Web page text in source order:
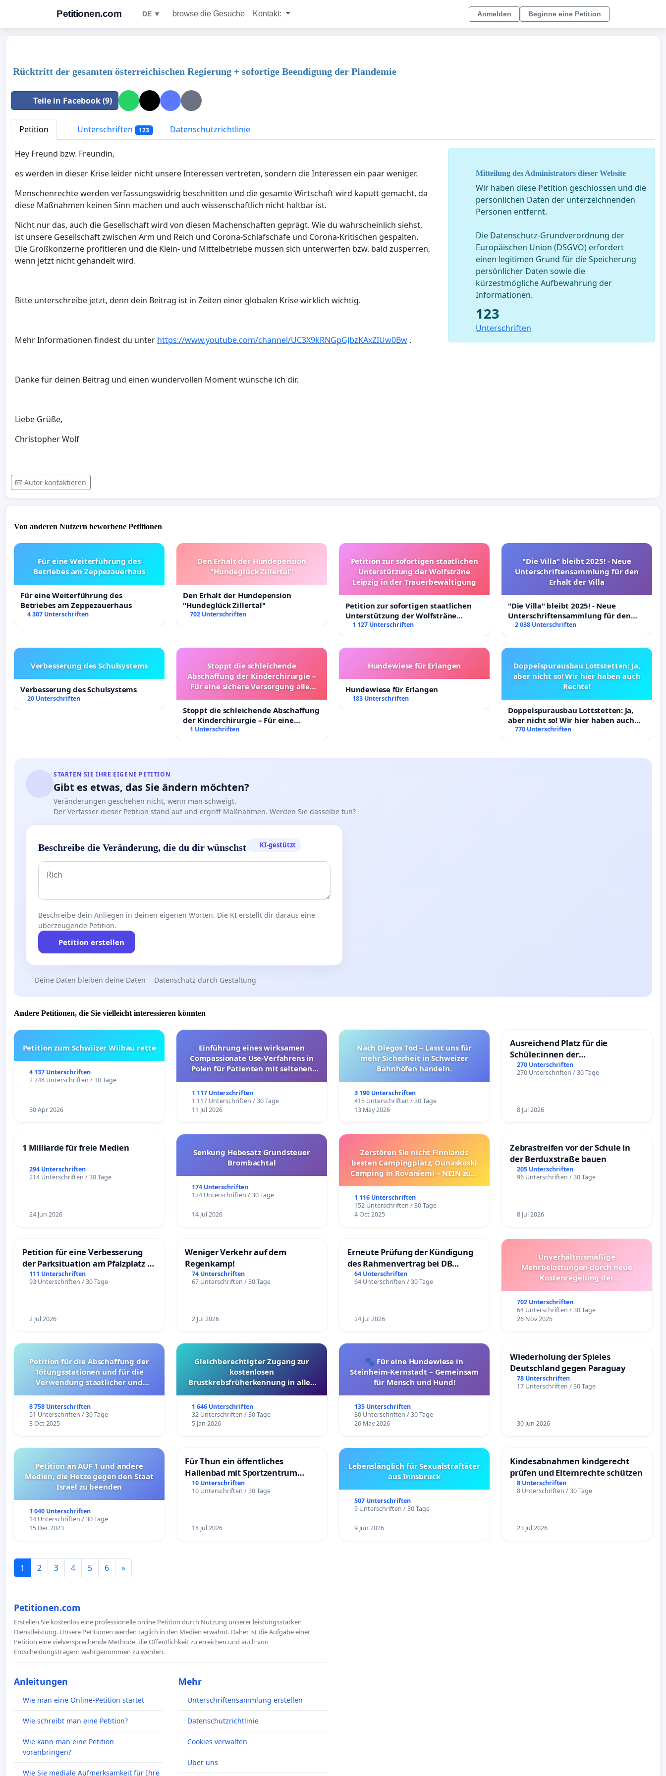
Petitionen.com DE ▼ browse die Gesuche Kontakt: Anmelden Beginne eine Petition
Rücktritt der gesamten österreichischen Regierung + sofortige Beendigung der Plandemie
Teile in Facebook (9)
Petition Unterschriften 123 Datenschutzrichtlinie
Hey Freund bzw. Freundin,
es werden in dieser Krise leider nicht unsere Interessen vertreten, sondern die Interessen ein paar weniger.
Menschenrechte werden verfassungswidrig beschnitten und die gesamte Wirtschaft wird kaputt gemacht, da
diese Maßnahmen keinen Sinn machen und auch wissenschaftlich nicht haltbar ist.
Nicht nur das, auch die Gesellschaft wird von diesen Machenschaften geprägt. Wie du wahrscheinlich siehst,
ist unsere Gesellschaft zwischen Arm und Reich und Corona-Schlafschafe und Corona-Kritischen gespalten.
Die Großkonzerne profitieren und die Klein- und Mittelbetriebe müssen sich unterwerfen bzw. bald zusperren,
wenn jetzt nicht gehandelt wird.
Bitte unterschreibe jetzt, denn dein Beitrag ist in Zeiten einer globalen Krise wirklich wichtig.
Mehr Informationen findest du unter https://www.youtube.com/channel/UC3X9kRNGpGJbzKAxZIUw0Bw .
Danke für deinen Beitrag und einen wundervollen Moment wünsche ich dir.
Liebe Grüße,
Christopher Wolf
Autor kontaktieren
Mitteilung des Administrators dieser Website
Wir haben diese Petition geschlossen und die
persönlichen Daten der unterzeichnenden
Personen entfernt.
Die Datenschutz-Grundverordnung der
Europäischen Union (DSGVO) erfordert
einen legitimen Grund für die Speicherung
persönlicher Daten sowie die
kürzestmögliche Aufbewahrung der
Informationen.
123
Unterschriften
Von anderen Nutzern beworbene Petitionen
Für eine Weiterführung des
Betriebes am Zeppezauerhaus
Für eine Weiterführung des
Betriebes am Zeppezauerhaus
4 307 Unterschriften
Den Erhalt der Hundepension
"Hundeglück Zillertal"
Den Erhalt der Hundepension
"Hundeglück Zillertal"
702 Unterschriften
Petition zur sofortigen staatlichen
Unterstützung der Wolfsträne
Leipzig in der Trauerbewältigung
Petition zur sofortigen staatlichen
Unterstützung der Wolfsträne
Leipzig in der Trauerbewältigung
1 127 Unterschriften
"Die Villa" bleibt 2025! - Neue
Unterschriftensammlung für den
Erhalt der Villa
"Die Villa" bleibt 2025! - Neue
Unterschriftensammlung für den
Erhalt der Villa
2 038 Unterschriften
Verbesserung des Schulsystems
Verbesserung des Schulsystems
20 Unterschriften
Stoppt die schleichende
Abschaffung der Kinderchirurgie –
Für eine sichere Versorgung aller
Stoppt die schleichende Abschaffung
der Kinderchirurgie – Für eine
sichere Versorgung aller Kinder in
1 Unterschriften
Hundewiese für Erlangen
Hundewiese für Erlangen
183 Unterschriften
Doppelspurausbau Lottstetten: Ja,
aber nicht so! Wir hier haben auch
Rechte!
Doppelspurausbau Lottstetten: Ja,
aber nicht so! Wir hier haben auch
Rechte!
770 Unterschriften
STARTEN SIE IHRE EIGENE PETITION
Gibt es etwas, das Sie ändern möchten?
Veränderungen geschehen nicht, wenn man schweigt.
Der Verfasser dieser Petition stand auf und ergriff Maßnahmen. Werden Sie dasselbe tun?
Beschreibe die Veränderung, die du dir wünschst KI-gestützt
Beschreibe dein Anliegen in deinen eigenen Worten. Die KI erstellt dir daraus eine
überzeugende Petition.
Petition erstellen
Deine Daten bleiben deine Daten Datenschutz durch Gestaltung
Andere Petitionen, die Sie vielleicht interessieren könnten
Petition zum Schwiizer Wiibau rette
4 137 Unterschriften
2 748 Unterschriften / 30 Tage
30 Apr 2026
Einführung eines wirksamen
Compassionate Use-Verfahrens in
Polen für Patienten mit seltenen
1 117 Unterschriften
1 117 Unterschriften / 30 Tage
11 Jul 2026
Nach Diegos Tod – Lasst uns für
mehr Sicherheit in Schweizer
Bahnhöfen handeln.
3 190 Unterschriften
415 Unterschriften / 30 Tage
13 May 2026
Ausreichend Platz für die
Schüler.innen der
Schönbergschule
270 Unterschriften
270 Unterschriften / 30 Tage
8 Jul 2026
1 Milliarde für freie Medien
294 Unterschriften
214 Unterschriften / 30 Tage
24 Jun 2026
Senkung Hebesatz Grundsteuer
Brombachtal
174 Unterschriften
174 Unterschriften / 30 Tage
14 Jul 2026
Zerstören Sie nicht Finnlands
besten Campingplatz, Ounaskoski
Camping in Rovaniemi – NEIN zum
1 116 Unterschriften
152 Unterschriften / 30 Tage
4 Oct 2025
Zebrastreifen vor der Schule in
der Berduxstraße bauen
205 Unterschriften
96 Unterschriften / 30 Tage
8 Jul 2026
Petition für eine Verbesserung
der Parksituation am Pfalzplatz in
Mannheim
111 Unterschriften
93 Unterschriften / 30 Tage
2 Jul 2026
Weniger Verkehr auf dem
Regenkamp!
74 Unterschriften
67 Unterschriften / 30 Tage
2 Jul 2026
Erneute Prüfung der Kündigung
des Rahmenvertrag bei DB
Fahrwegdienste Gmbh
64 Unterschriften
64 Unterschriften / 30 Tage
24 Jul 2026
Unverhältnismäßige
Mehrbelastungen durch neue
Kostenregelung der
Überprüfung und Alternativen
702 Unterschriften
64 Unterschriften / 30 Tage
26 Nov 2025
Petition für die Abschaffung der
Tötungsstationen und für die
Verwendung staatlicher und
8 758 Unterschriften
51 Unterschriften / 30 Tage
3 Oct 2025
Gleichberechtigter Zugang zur
kostenlosen
Brustkrebsfrüherkennung in allen
1 646 Unterschriften
32 Unterschriften / 30 Tage
5 Jan 2026
🐾 Für eine Hundewiese in
Steinheim-Kernstadt – Gemeinsam
für Mensch und Hund!
135 Unterschriften
30 Unterschriften / 30 Tage
26 May 2026
Wiederholung der Spieles
Deutschland gegen Paraguay
78 Unterschriften
17 Unterschriften / 30 Tage
30 Jun 2026
Petition an AUF 1 und andere
Medien, die Hetze gegen den Staat
Israel zu beenden
1 040 Unterschriften
14 Unterschriften / 30 Tage
15 Dec 2023
Für Thun ein öffentliches
Hallenbad mit Sportzentrum
schaffen
10 Unterschriften
10 Unterschriften / 30 Tage
18 Jul 2026
Lebenslänglich für Sexualstraftäter
aus Innsbruck
507 Unterschriften
9 Unterschriften / 30 Tage
9 Jun 2026
Kindesabnahmen kindgerecht
prüfen und Elternrechte schützen
8 Unterschriften
8 Unterschriften / 30 Tage
23 Jul 2026
1 2 3 4 5 6 »
Petitionen.com
Erstellen Sie kostenlos eine professionelle online Petition durch Nutzung unserer leistungsstarken
Dienstleistung. Unsere Petitionen werden täglich in den Medien erwähnt. Daher ist die Aufgabe einer
Petition eine vielversprechende Methode, die Öffentlichkeit zu erreichen und auch von
Entscheidungsträgern wahrgenommen zu werden.
Anleitungen
Wie man eine Online-Petition startet
Wie schreibt man eine Petition?
Wie kann man eine Petition
voranbringen?
Wie Sie mediale Aufmerksamkeit für Ihre
Mehr
Unterschriftensammlung erstellen
Datenschutzrichtlinie
Cookies verwalten
Über uns